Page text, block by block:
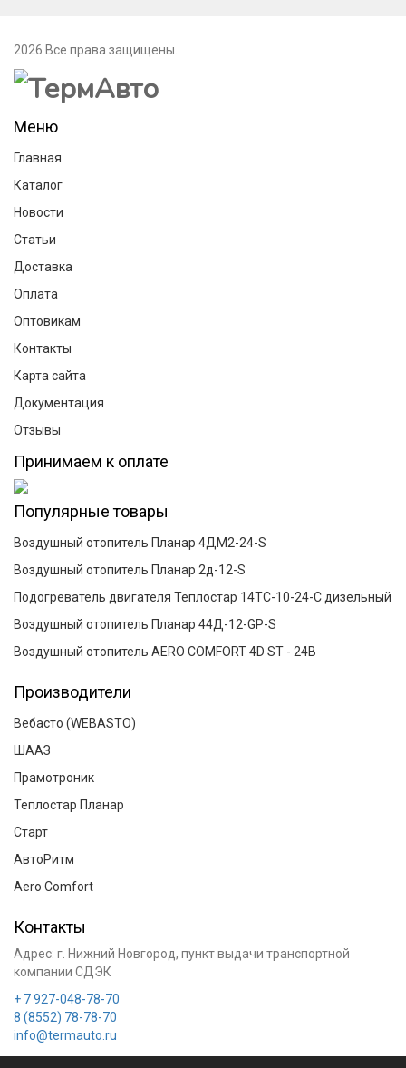
2026 Все права защищены.
Меню
Главная
Каталог
Новости
Статьи
Доставка
Оплата
Оптовикам
Контакты
Карта сайта
Документация
Отзывы
Принимаем к оплате
Популярные товары
Воздушный отопитель Планар 4ДМ2-24-S
Воздушный отопитель Планар 2д-12-S
Подогреватель двигателя Теплостар 14ТС-10-24-С дизельный
Воздушный отопитель Планар 44Д-12-GP-S
Воздушный отопитель AERO COMFORT 4D ST - 24В
Производители
Вебасто (WEBASTO)
ШААЗ
Прамотроник
Теплостар Планар
Старт
АвтоРитм
Aero Comfort
Контакты
Адрес: г. Нижний Новгород, пункт выдачи транспортной
компании СДЭК
+ 7 927-048-78-70
8 (8552) 78-78-70
info@termauto.ru